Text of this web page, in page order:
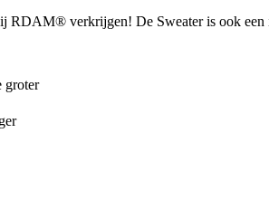
verkrijgen! De Sweater is ook een
groter